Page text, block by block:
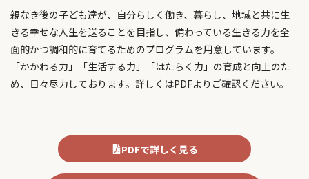
親なき後の子ども達が、自分らしく働き、暮らし、地域と共に生
きる幸せな人生を送ることを目指し、備わっている生きる力を全
面的かつ調和的に育てるためのプログラムを用意しています。
「かかわる力」「生活する力」「はたらく力」の育成と向上のた
め、日々尽力しております。詳しくはPDFよりご確認ください。
PDFで詳しく見る